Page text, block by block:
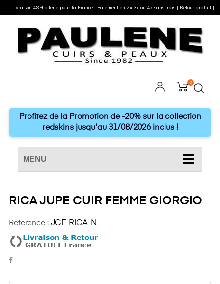
0
Profitez de la Promotion de -20% sur la collection
redskins jusqu'au 31/08/2026 inclus !
MENU
RICA JUPE CUIR FEMME GIORGIO
Reference : JCF-RICA-N
Livraison 48H offerte pour la France | Paiement en 2x 3x ou 4x sans frais | Retour gratuit |